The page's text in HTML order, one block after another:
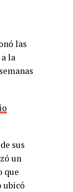
las
la
sus
un
que
ubicó